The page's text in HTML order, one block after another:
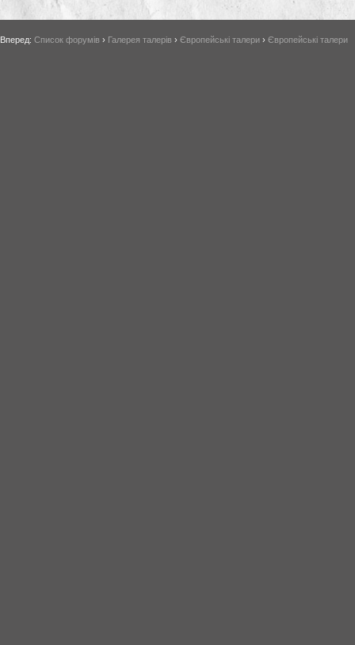
Вперед: Список форумів › Галерея талерів › Європейські талери › Європейські талери